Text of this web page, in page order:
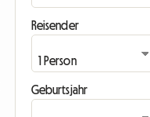
Reisender
Geburtsjahr